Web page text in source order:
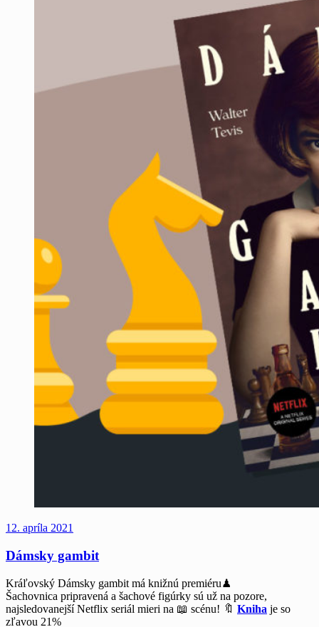
12. apríla 2021
Dámsky gambit
Kráľovský Dámsky gambit má knižnú premiéru♟
Šachovnica pripravená a šachové figúrky sú už na pozore,
najsledovanejší Netflix seriál mieri na 📖 scénu! 🔖 Kniha je so
zľavou 21%